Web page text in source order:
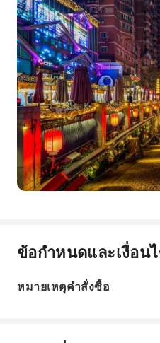
ข้อกำหนดและเงื่อน
หมายเหตุคำสั่งซื้อ